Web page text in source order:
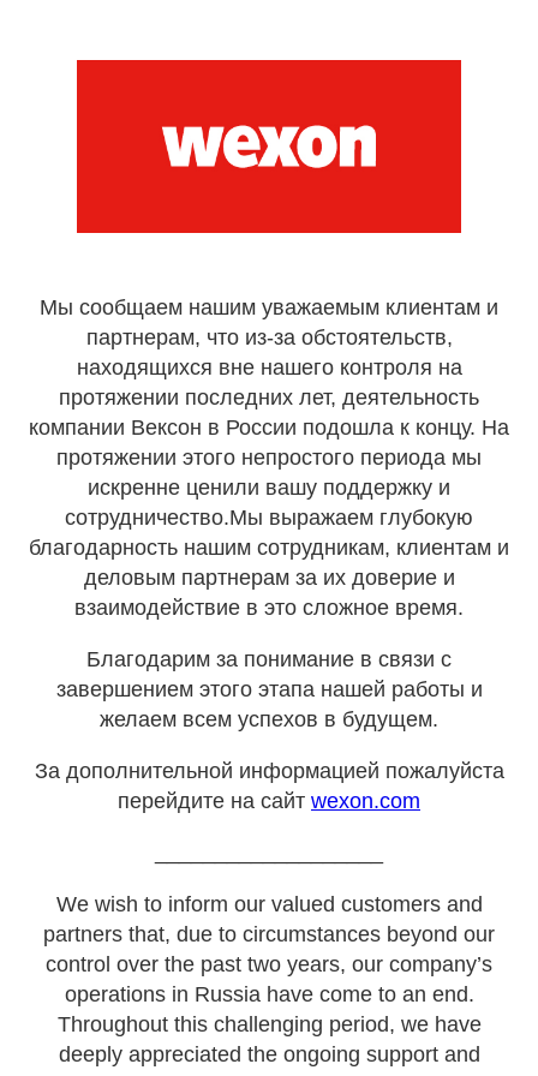
Мы сообщаем нашим уважаемым клиентам и
партнерам, что из-за обстоятельств,
находящихся вне нашего контроля на
протяжении последних лет, деятельность
компании Вексон в России подошла к концу. На
протяжении этого непростого периода мы
искренне ценили вашу поддержку и
сотрудничество.Мы выражаем глубокую
благодарность нашим сотрудникам, клиентам и
деловым партнерам за их доверие и
взаимодействие в это сложное время.
Благодарим за понимание в связи с
завершением этого этапа нашей работы и
желаем всем успехов в будущем.
За дополнительной информацией пожалуйста
перейдите на сайт wexon.com
We wish to inform our valued customers and
partners that, due to circumstances beyond our
control over the past two years, our company’s
operations in Russia have come to an end.
Throughout this challenging period, we have
deeply appreciated the ongoing support and